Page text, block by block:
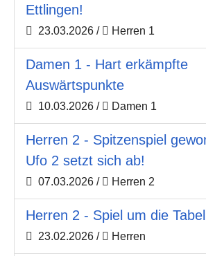
Ettlingen!
23.03.2026 / Herren 1
Damen 1 - Hart erkämpfte
Auswärtspunkte
10.03.2026 / Damen 1
Herren 2 - Spitzenspiel
Ufo 2 setzt sich ab!
07.03.2026 / Herren 2
Herren 2 - Spiel um die
23.02.2026 / Herren